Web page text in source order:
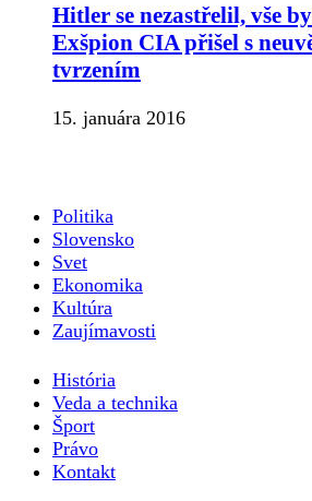
Hitler se nezastřelil, vše
Exšpion CIA přišel s
tvrzením
15. januára 2016
Politika
Slovensko
Svet
Ekonomika
Kultúra
Zaujímavosti
História
Veda a technika
Šport
Právo
Kontakt